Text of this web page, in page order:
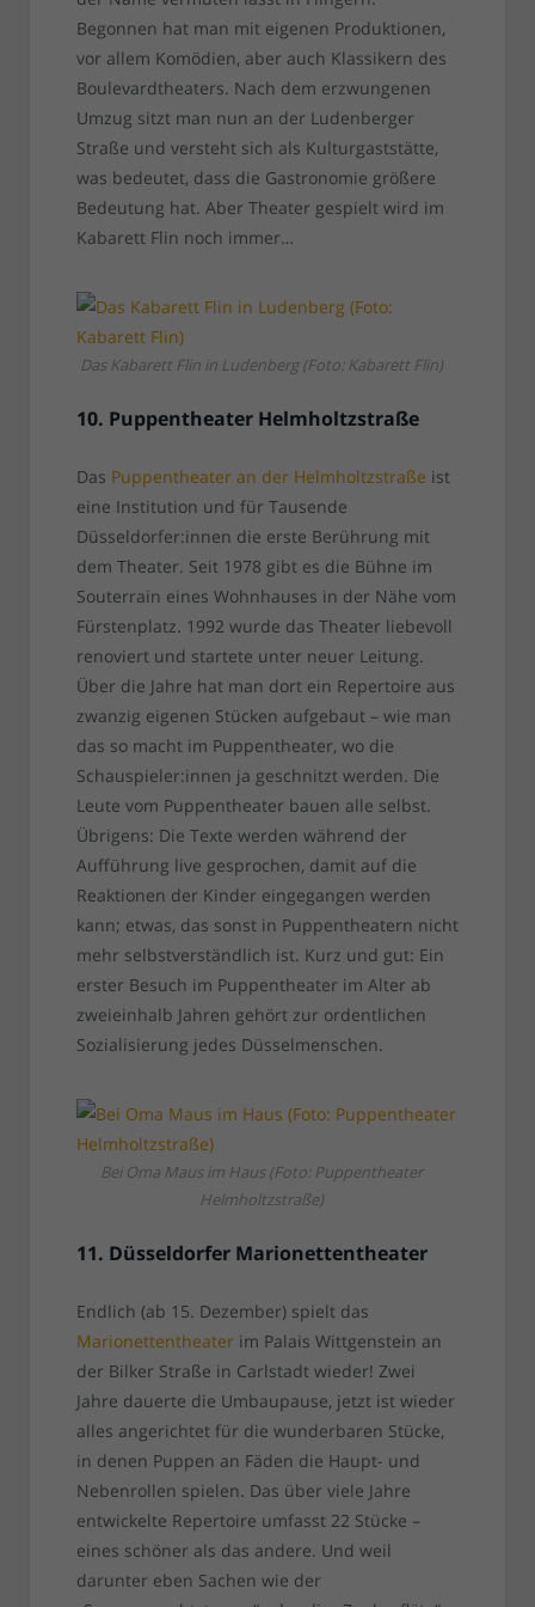
Begonnen hat man mit eigenen Produktionen,
vor allem Komödien, aber auch Klassikern des
Boulevardtheaters. Nach dem erzwungenen
Umzug sitzt man nun an der Ludenberger
Straße und versteht sich als Kulturgaststätte,
was bedeutet, dass die Gastronomie größere
Bedeutung hat. Aber Theater gespielt wird im
Kabarett Flin noch immer…
Das Kabarett Flin in Ludenberg (Foto: Kabarett Flin)
10. Puppentheater Helmholtzstraße
Das Puppentheater an der Helmholtzstraße ist
eine Institution und für Tausende
Düsseldorfer:innen die erste Berührung mit
dem Theater. Seit 1978 gibt es die Bühne im
Souterrain eines Wohnhauses in der Nähe vom
Fürstenplatz. 1992 wurde das Theater liebevoll
renoviert und startete unter neuer Leitung.
Über die Jahre hat man dort ein Repertoire aus
zwanzig eigenen Stücken aufgebaut – wie man
das so macht im Puppentheater, wo die
Schauspieler:innen ja geschnitzt werden. Die
Leute vom Puppentheater bauen alle selbst.
Übrigens: Die Texte werden während der
Aufführung live gesprochen, damit auf die
Reaktionen der Kinder eingegangen werden
kann; etwas, das sonst in Puppentheatern nicht
mehr selbstverständlich ist. Kurz und gut: Ein
erster Besuch im Puppentheater im Alter ab
zweieinhalb Jahren gehört zur ordentlichen
Sozialisierung jedes Düsselmenschen.
Bei Oma Maus im Haus (Foto: Puppentheater
Helmholtzstraße)
11. Düsseldorfer Marionettentheater
Endlich (ab 15. Dezember) spielt das
Marionettentheaterim Palais Wittgenstein an
der Bilker Straße in Carlstadt wieder! Zwei
Jahre dauerte die Umbaupause, jetzt ist wieder
alles angerichtet für die wunderbaren Stücke,
in denen Puppen an Fäden die Haupt- und
Nebenrollen spielen. Das über viele Jahre
entwickelte Repertoire umfasst 22 Stücke –
eines schöner als das andere. Und weil
darunter eben Sachen wie der